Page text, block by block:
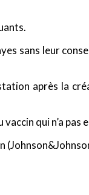
sans leur
après la
qui n’a pas